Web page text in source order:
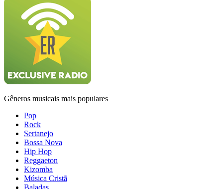
Gêneros musicais mais populares
Pop
Rock
Sertanejo
Bossa Nova
Hip Hop
Reggaeton
Kizomba
Música Cristã